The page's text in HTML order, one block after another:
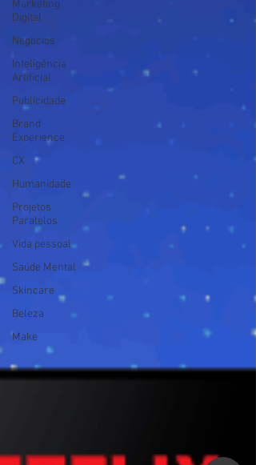
Marketing
Digital
Negócios
Inteligência
Artificial
Publicidade
Brand
Experience
CX
Humanidade
Projetos
Paralelos
Vida pessoal
Saúde Mental
Skincare
Beleza
Make